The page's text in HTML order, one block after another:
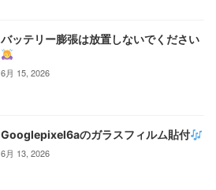
バッテリー膨張は放置しないでください
6月 15, 2026
Googlepixel6aのガラスフィルム貼付
6月 13, 2026